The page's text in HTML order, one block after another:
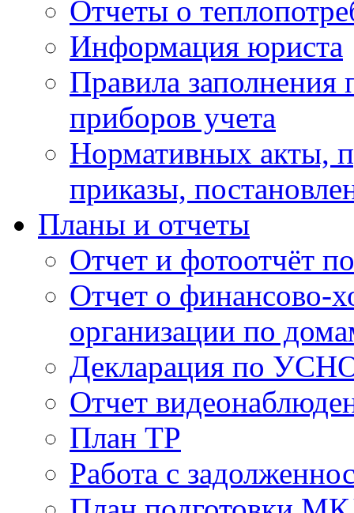
Отчеты о
Информация юриста
Правила заполнения
приборов учета
Нормативных акты,
приказы,
Планы и отчеты
Отчет и фотоотчёт
Отчет о финансово-
организации по
Декларация по
Отчет
План ТР
Работа с